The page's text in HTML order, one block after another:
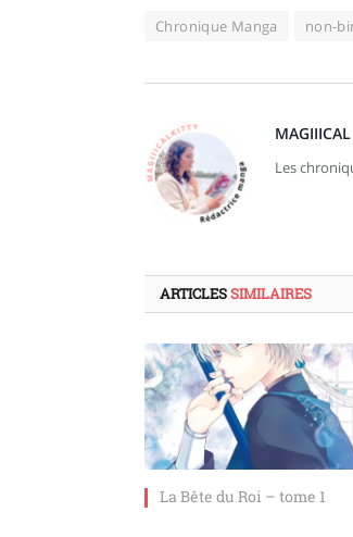
Chronique Manga non-
Les
ARTICLESSIMILAIRES
La Bête du Roi – tome 1